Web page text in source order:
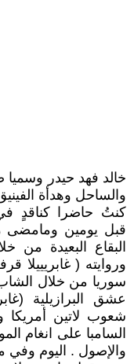
خالد فهد حيدر وسميا
والساحل وهدأة
كنتُ حاضرا كناقدٍ في
قبل يومين ومامضى
البقاع البعيدة من
وروايته (
سوريا من خلال
عشق البرازيلية
شعوب لاتين
السامبا على انغام
والإصول . اليوم وفي